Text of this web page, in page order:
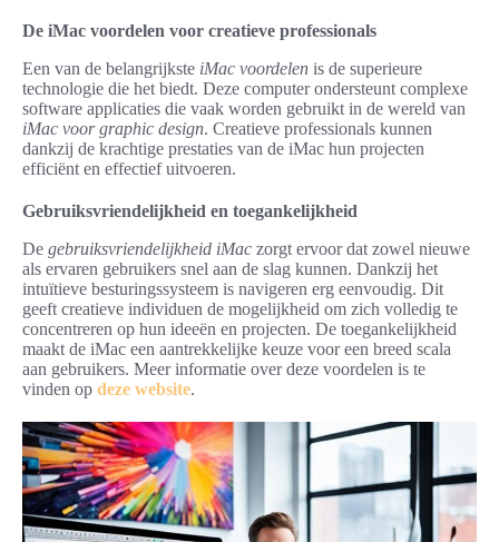
De iMac voordelen voor creatieve professionals
Een van de belangrijkste iMac voordelen is de superieure
technologie die het biedt. Deze computer ondersteunt complexe
software applicaties die vaak worden gebruikt in de wereld van
iMac voor graphic design. Creatieve professionals kunnen
dankzij de krachtige prestaties van de iMac hun projecten
efficiënt en effectief uitvoeren.
Gebruiksvriendelijkheid en toegankelijkheid
De gebruiksvriendelijkheid iMac zorgt ervoor dat zowel nieuwe
als ervaren gebruikers snel aan de slag kunnen. Dankzij het
intuïtieve besturingssysteem is navigeren erg eenvoudig. Dit
geeft creatieve individuen de mogelijkheid om zich volledig te
concentreren op hun ideeën en projecten. De toegankelijkheid
maakt de iMac een aantrekkelijke keuze voor een breed scala
aan gebruikers. Meer informatie over deze voordelen is te
vinden op deze website.